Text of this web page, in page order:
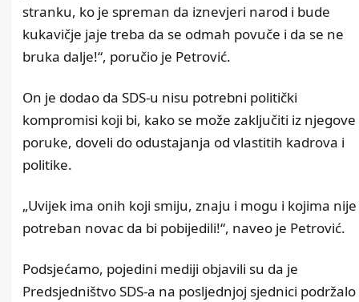
stranku, ko je spreman da iznevjeri narod i bude
kukavičje jaje treba da se odmah povuče i da se ne
bruka dalje!“, poručio je Petrović.
On je dodao da SDS-u nisu potrebni politički
kompromisi koji bi, kako se može zaključiti iz njegove
poruke, doveli do odustajanja od vlastitih kadrova i
politike.
„Uvijek ima onih koji smiju, znaju i mogu i kojima nije
potreban novac da bi pobijedili!“, naveo je Petrović.
Podsjećamo, pojedini mediji objavili su da je
Predsjedništvo SDS-a na posljednjoj sjednici podržalo